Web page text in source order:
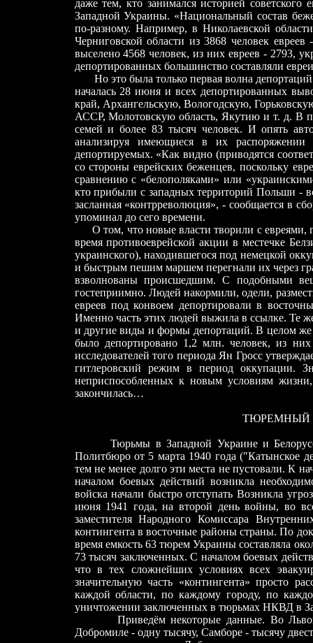
даже тем, кто занимался историей
Западной Украины. «Национальный состав
по-разному. Например, в Николаевской
Черниговской области из 3868 человек
выселено 4568 человек, из них евреев - 2793,
депортированных большинство составляли
Но это была только первая волна
началась 28 июня и всех депортированных
край, Архангельскую, Вологодскую,
АССР, Молотовскую область, Якутию и т. д. В
семей и более 83 тысяч человек. И опять
анализируя имеющиеся в их
депортируемых. «Как видно (приводятся
со стороны еврейских беженцев, поскольку
сравнению с «белополяками» или
кто прибыли с западных территорий Польши -
засланная «контрреволюция», - сообщается в
упоминал до сего времени.
О том, что новые власти творили с
время противоеврейской акции в местечке
украинского), находившегося под немецкой
и быстрым пешим маршем перегнали их через
взволнованы происшедшим. С подобными
гостеприимно. Людей накормили, одели,
евреев под конвоем депортировали в
Именно часть этих людей выжила в ссылке. Те
и другие виды и формы депортаций. В целом
было депортировано 1,2 млн. человек, из
исследователей того периода Ян Гросс
гитлеровский режим в период оккупации.
неприспособленных к новым условиям
закончилась…
ТЮРЕМНЫЙ
Тюрьмы в Западной Украине и
Политбюро от 5 марта 1940 года ("Катынское
тем не менее долго эти места не пустовали. К
началом боевых действий возникла
войска начали быстро отступать Возникла
июня 1941 года, на второй день войны, во
заместителя Народного Комиссара
контингента в восточные районы страны. По
время емкость 63 тюрем Украины составляла
73 тысяч заключенных. С началом боевых
что в тех сложнейших условиях всех
значительную часть «контингента» просто
каждой области, по каждому городу, по
уничтожении заключенных в тюрьмах НКВД в
Приведём некоторые данные. Во Львове
Добромиле - одну тысячу, Самборе - тысячу